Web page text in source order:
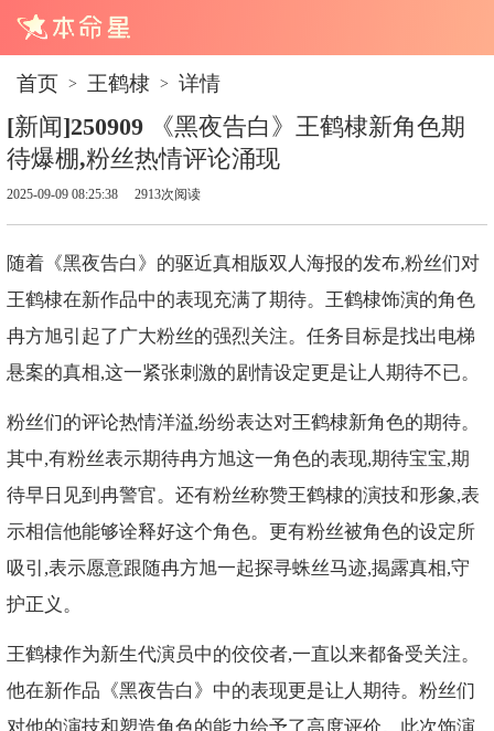
首页 > 王鹤棣 > 详情
[新闻]250909 《黑夜告白》王鹤棣新角色期
待爆棚,粉丝热情评论涌现
2025-09-09 08:25:38 2913次阅读
随着《黑夜告白》的驱近真相版双人海报的发布,粉丝们对
王鹤棣在新作品中的表现充满了期待。王鹤棣饰演的角色
冉方旭引起了广大粉丝的强烈关注。任务目标是找出电梯
悬案的真相,这一紧张刺激的剧情设定更是让人期待不已。
粉丝们的评论热情洋溢,纷纷表达对王鹤棣新角色的期待。
其中,有粉丝表示期待冉方旭这一角色的表现,期待宝宝,期
待早日见到冉警官。还有粉丝称赞王鹤棣的演技和形象,表
示相信他能够诠释好这个角色。更有粉丝被角色的设定所
吸引,表示愿意跟随冉方旭一起探寻蛛丝马迹,揭露真相,守
护正义。
王鹤棣作为新生代演员中的佼佼者,一直以来都备受关注。
他在新作品《黑夜告白》中的表现更是让人期待。粉丝们